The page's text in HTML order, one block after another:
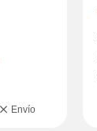
Envío